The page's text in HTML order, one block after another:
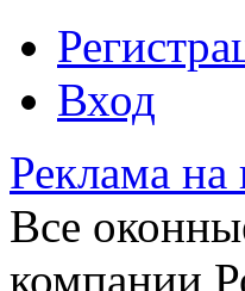
Вход
Реклама на
Все
компании